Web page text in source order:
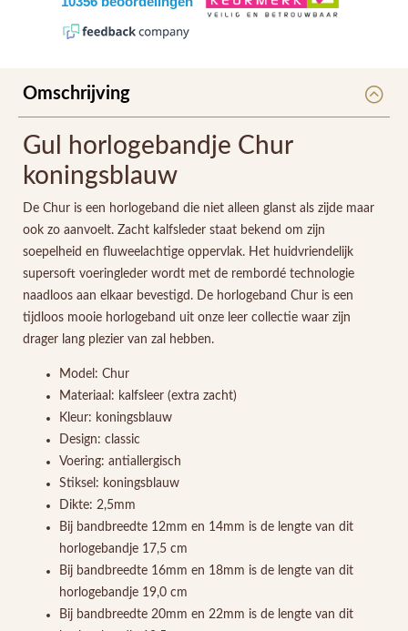
Omschrijving
Gul horlogebandje Chur
koningsblauw
De Chur is een horlogeband die niet alleen glanst als zijde maar
ook zo aanvoelt. Zacht kalfsleder staat bekend om zijn
soepelheid en fluweelachtige oppervlak. Het huidvriendelijk
supersoft voeringleder wordt met de rembordé technologie
naadloos aan elkaar bevestigd. De horlogeband Chur is een
tijdloos mooie horlogeband uit onze leer collectie waar zijn
drager lang plezier van zal hebben.
Model: Chur
Materiaal: kalfsleer (extra zacht)
Kleur: koningsblauw
Design: classic
Voering: antiallergisch
Stiksel: koningsblauw
Dikte: 2,5mm
Bij bandbreedte 12mm en 14mm is de lengte van dit
horlogebandje 17,5 cm
Bij bandbreedte 16mm en 18mm is de lengte van dit
horlogebandje 19,0 cm
Bij bandbreedte 20mm en 22mm is de lengte van dit